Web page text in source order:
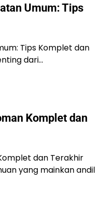
Umum: Tips
Tips Komplet dan
dari…
Komplet dan
dan Terakhir
yang mainkan andil